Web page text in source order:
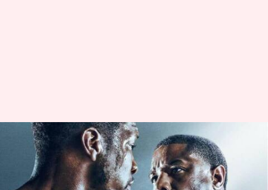
'Creed III' yang dibintangi
Michael B Jordan tayang di
platform streaming sekarang